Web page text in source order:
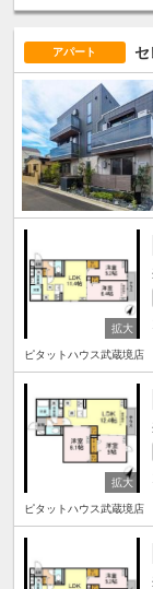
アパート セ
ピタットハウス武蔵境店
ピタットハウス武蔵境店